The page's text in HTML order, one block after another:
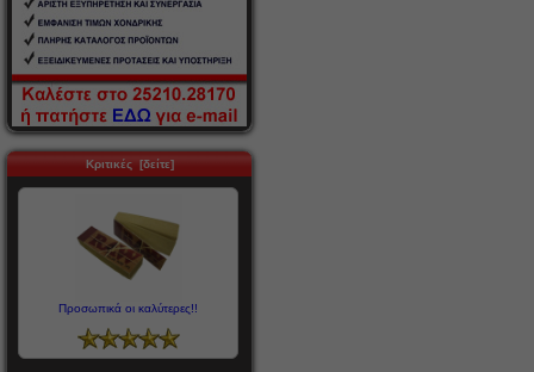
Κριτικές [δείτε]
Προσωπικά οι καλύτερες!!